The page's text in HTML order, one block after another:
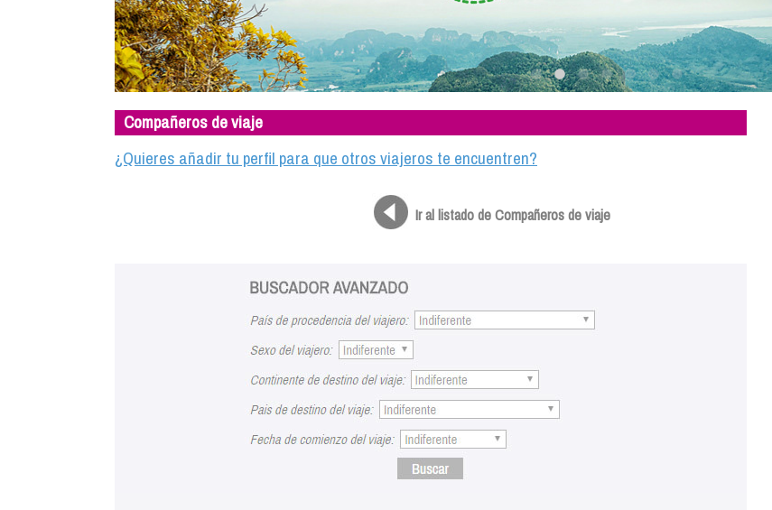
Compañeros de viaje
¿Quieres añadir tu perfil para que otros viajeros te encuentren?
Ir al listado de Compañeros de viaje